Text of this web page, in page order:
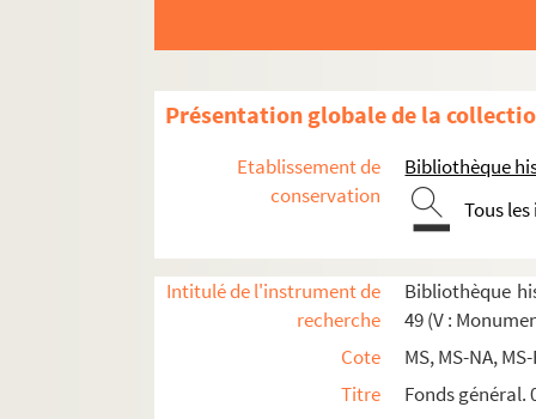
Présentation globale de la
Etablissement de
conservation
Bibliothèque
Tous
Intitulé de l'instrument de
recherche
Bibliothèque
49 (V :
Cote
MS, MS-NA,
Titre
Fonds général.
2-MS-3384. Ensemble de
Rues de Paris, par ordre alphabétique
4-MS-NA-30(1-2). Carmes -
4-MS-NA-31. Dauphin - Jussienne
Feuillets 1-22. La
Feuillets 23-26. Lille (Rue de)
Feuillet 27. Loi (Rue de la)
Feuillet 28. Louis-le-Grand